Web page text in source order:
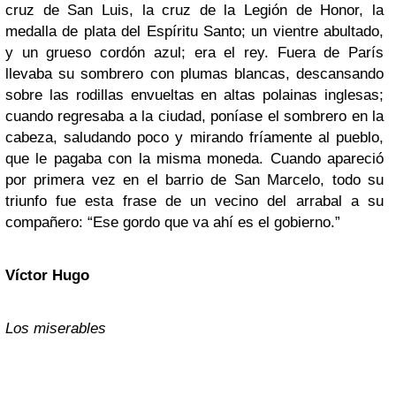
cruz de San Luis, la cruz de la Legión de Honor, la
medalla de plata del Espíritu Santo; un vientre abultado,
y un grueso cordón azul; era el rey. Fuera de París
llevaba su sombrero con plumas blancas, descansando
sobre las rodillas envueltas en altas polainas inglesas;
cuando regresaba a la ciudad, poníase el sombrero en la
cabeza, saludando poco y mirando fríamente al pueblo,
que le pagaba con la misma moneda. Cuando apareció
por primera vez en el barrio de San Marcelo, todo su
triunfo fue esta frase de un vecino del arrabal a su
compañero: “Ese gordo que va ahí es el gobierno.”
Víctor Hugo
Los miserables